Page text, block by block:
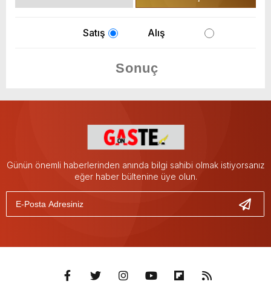
Satış Alış
Günün önemli haberlerinden anında bilgi sahibi olmak istiyorsanız
eğer haber bültenine üye olun.